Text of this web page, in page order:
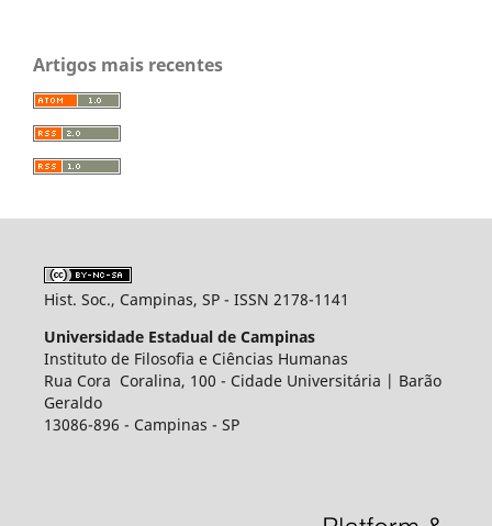
Artigos mais recentes
Hist. Soc., Campinas, SP - ISSN 2178-1141
Universidade Estadual de Campinas
Instituto de Filosofia e Ciências Humanas
Rua Cora Coralina, 100 - Cidade Universitária | Barão
Geraldo
13086-896 - Campinas - SP